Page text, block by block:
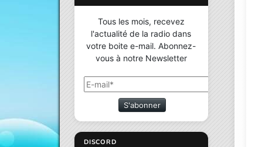
Tous les mois, recevez
l'actualité de la radio dans
votre boite e-mail. Abonnez-
vous à notre Newsletter
S'abonner
DISCORD